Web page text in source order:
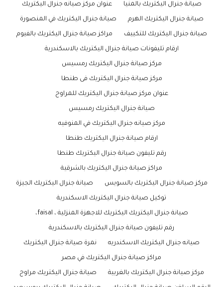
صيانة جنرال اليكتريك بالمنيا عنوان مركز صيانه جنرال اليكتريك
صيانة جنرال اليكتريك الهرم صيانة جنرال اليكتريك في المنصورة
صيانة جنرال اليكتريك للتكييف مراكز صيانة جنرال اليكتريك بالفيوم
ارقام تليفونات صيانة جنرال اليكتريك بالاسكندرية
مركز صيانة جنرال اليكتريك رمسيس
مركز صيانة جنرال اليكتريك فى طنطا
عنوان مركز صيانة جنرال اليكتريك للمراوح
صيانة جنرال اليكتريك رمسيس
مركز صيانه جنرال اليكتريك في المنوفيه
ارقام صيانة جنرال اليكتريك طنطا
رقم تليفون صيانة جنرال اليكتريك طنطا
مراكز صيانة جنرال اليكتريك بالشرقية
مركز صيانة جنرال اليكتريك بالسويس صيانة جنرال اليكتريك الجيزة
توكيل صيانة جنرال اليكتريك الاسكندرية
صيانة جنرال اليكتريك اليكتريك للاجهزة المنزلية ، faisal،
رقم تليفون صيانة جنرال اليكتريك بالاسكندرية
صيانه جنرال اليكتريك الاسكندريه نمرة صيانة جنرال اليكتريك
مراكز صيانة جنرال اليكتريك في مصر
مركز صيانة جنرال اليكتريك بالغربية صيانة جنرال اليكتريك مراوح